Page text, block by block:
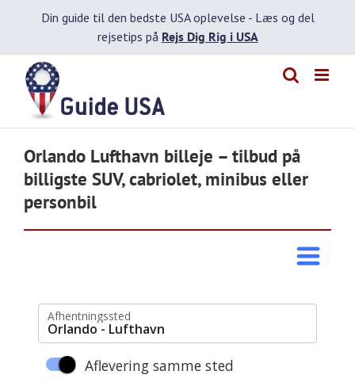
Din guide til den bedste USA oplevelse - Læs og del
rejsetips på Rejs Dig Rig i USA
Orlando Lufthavn billeje – tilbud på
billigste SUV, cabriolet, minibus eller
personbil